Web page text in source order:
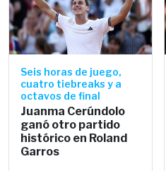
Seis horas de juego,
cuatro tiebreaks y a
octavos de final
Juanma Cerúndolo
ganó otro partido
histórico en Roland
Garros